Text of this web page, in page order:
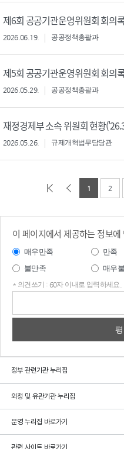
제6회 공공기관운영위원회 회의
2026.06.19. 공공정책총괄과
제5회 공공기관운영위원회 회의
2026.05.29. 공공정책총괄과
재정경제부 소속 위원회 현황
2026.05.26. 규제개혁법무담당관
1 2
이 페이지에서 제공하는 정보
매우만족 만족
불만족
매우
* 의견쓰기 : 60자 이내로 입력하세요.
정부 관련기관 누리집
외청 및 유관기관 누리집
운영 누리집 바로가기
관련 사이트 바로가기